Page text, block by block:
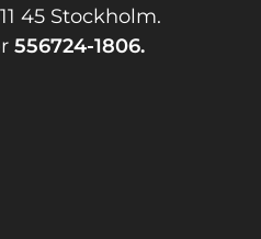
45 Stockholm.
556724-1806.